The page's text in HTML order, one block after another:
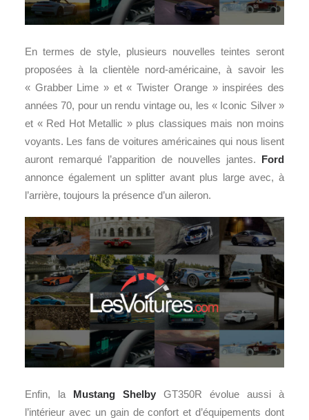
En termes de style, plusieurs nouvelles teintes seront
proposées à la clientèle nord-américaine, à savoir les
« Grabber Lime » et « Twister Orange » inspirées des
années 70, pour un rendu vintage ou, les « Iconic Silver »
et « Red Hot Metallic » plus classiques mais non moins
voyants. Les fans de voitures américaines qui nous lisent
auront remarqué l’apparition de nouvelles jantes. Ford
annonce également un splitter avant plus large avec, à
l’arrière, toujours la présence d’un aileron.
Enfin, la Mustang Shelby GT350R évolue aussi à
l’intérieur avec un gain de confort et d’équipements dont